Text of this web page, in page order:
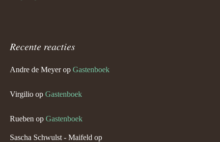
Recente reacties
Andre de Meyerop Gastenboek
Virgilio op Gastenboek
Rueben op Gastenboek
Sascha Schwulst - Maifeld op